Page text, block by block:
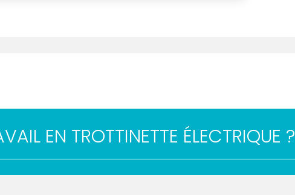
EN TROTTINETTE ÉLECTRIQUE ?